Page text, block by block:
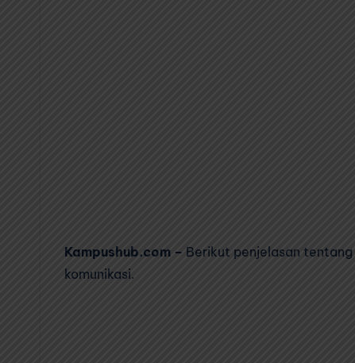
Kampushub.com – Berikut penjelasan
komunikasi.